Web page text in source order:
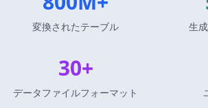
変換されたテーブル 生
30+
データファイルフォーマット